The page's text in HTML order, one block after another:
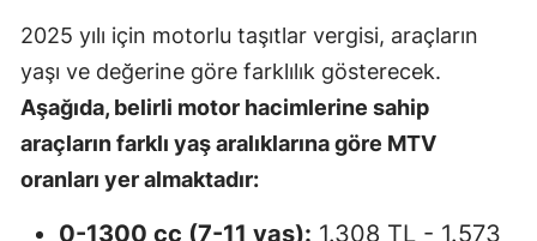
2025 yılı için motorlu taşıtlar vergisi, araçların
yaşı ve değerine göre farklılık gösterecek.
Aşağıda, belirli motor hacimlerine sahip
araçların farklı yaş aralıklarına göre MTV
oranları yer almaktadır:
0-1300 cc (7-11 yaş): 1.308 TL - 1.573